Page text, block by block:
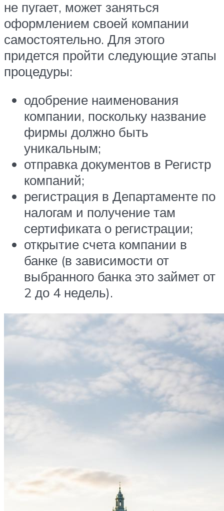
не пугает, может заняться
оформлением своей компании
самостоятельно. Для этого
придется пройти следующие этапы
процедуры:
одобрение наименования
компании, поскольку название
фирмы должно быть
уникальным;
отправка документов в Регистр
компаний;
регистрация в Департаменте по
налогам и получение там
сертификата о регистрации;
открытие счета компании в
банке (в зависимости от
выбранного банка это займет от
2 до 4 недель).